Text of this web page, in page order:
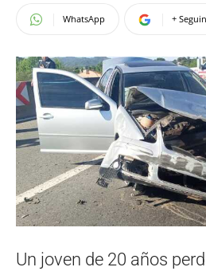
WhatsApp +
Un joven de 20 años